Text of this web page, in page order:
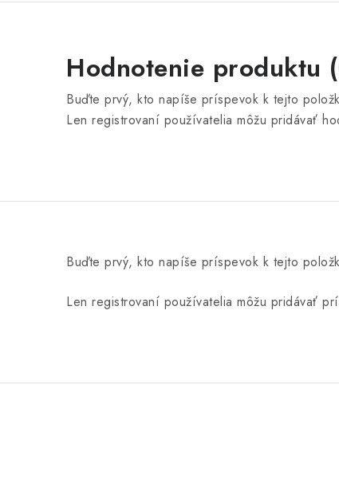
Hodnotenie produktu
Buďte prvý, kto napíše príspevok k tejto
Len registrovaní používatelia môžu pridávať
Buďte prvý, kto napíše príspevok k tejto
Len registrovaní používatelia môžu pridávať